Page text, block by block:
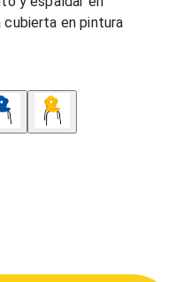
en pintura